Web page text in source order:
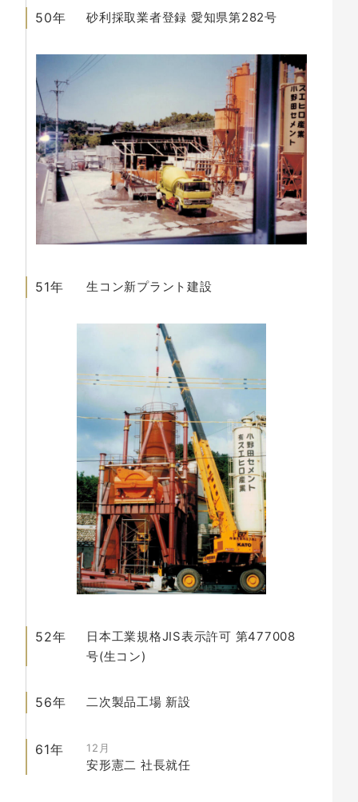
50年 砂利採取業者登録 愛知県第282号
51年 生コン新プラント建設
52年
日本工業規格JIS表示許可 第477008
号(生コン)
56年 二次製品工場 新設
61年 12月
安形憲二 社長就任